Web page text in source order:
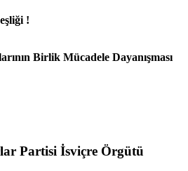
!
Birlik Mücadele Dayanışması
Partisi İsviçre Örgütü